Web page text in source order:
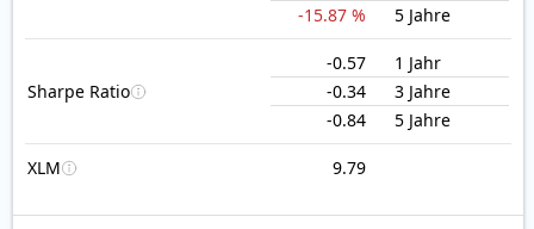
-15.87 %
5 Jahre
Sharpe Ratio
-0.57
1 Jahr
-0.34
3 Jahre
-0.84
5 Jahre
XLM 9.79